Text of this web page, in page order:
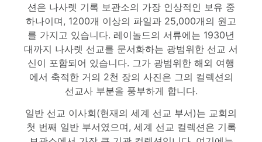
션은 나사렛 기록 보관소의 가장 인상적인 보유 중
하나이며, 1200개 이상의 파일과 25,000개의 원고
를 가지고 있습니다. 레이놀드의 서류에는 1930년
대까지 나사렛 선교를 문서화하는 광범위한 선교 서
신이 포함되어 있습니다. 그가 광범위한 해외 여행
에서 축적한 거의 2천 장의 사진은 그의 컬렉션의
선교사 부분을 풍부하게 합니다.
일반 선교 이사회(현재의 세계 선교 부서)는 교회의
첫 번째 일반 부서였으며, 세계 선교 컬렉션은 기록